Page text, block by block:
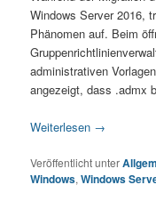
Windows Server 2016,
Phänomen auf. Beim
administrativen
angezeigt, dass .admx
Weiterlesen →
Veröffentlicht unter
Windows,Windows